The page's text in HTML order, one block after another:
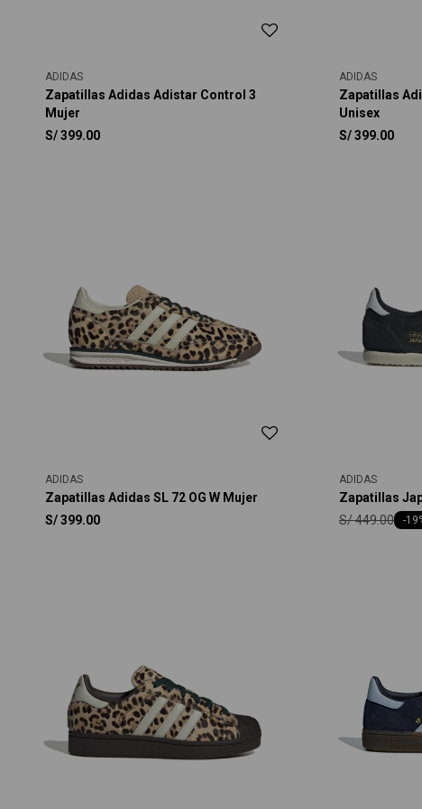
ADIDAS
Zapatillas Adidas Adistar Control 3
Mujer
S/399.00
ADIDAS
Zapatillas
Unisex
S/399.00
ADIDAS
Zapatillas Adidas SL 72 OG W Mujer
S/399.00
ADIDAS
Zapatillas
-19
S/449.00